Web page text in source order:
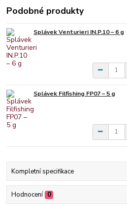
Podobné produkty
Splávek Venturieri IN.P.10 – 6 g
Splávek Filfishing FP07 – 5 g
Kompletní specifikace
Hodnocení 0